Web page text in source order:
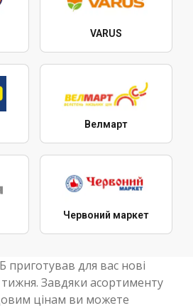
VARUS
Велмарт
Червоний маркет
приготував для вас нові
Завдяки асортименту
цінам ви можете